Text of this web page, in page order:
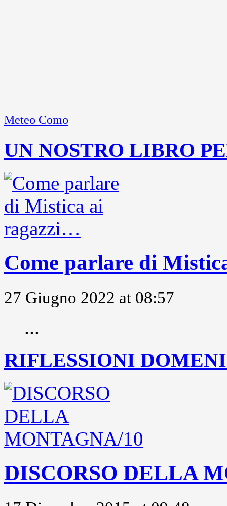
Meteo Como
UN NOSTRO LIBRO
Come parlare di
27 Giugno 2022 at 08:57
...
RIFLESSIONI
DISCORSO DELLA